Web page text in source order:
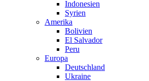
Indonesien
Syrien
Amerika
Bolivien
El Salvador
Peru
Europa
Deutschland
Ukraine